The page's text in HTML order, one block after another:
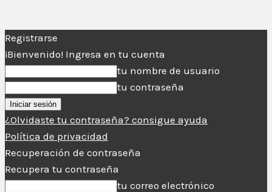
Registrarse
¡Bienvenido! Ingresa en tu cuenta
tu nombre de usuario
tu contraseña
¿Olvidaste tu contraseña? consigue ayuda
Política de privacidad
Recuperación de contraseña
Recupera tu contraseña
tu correo electrónico